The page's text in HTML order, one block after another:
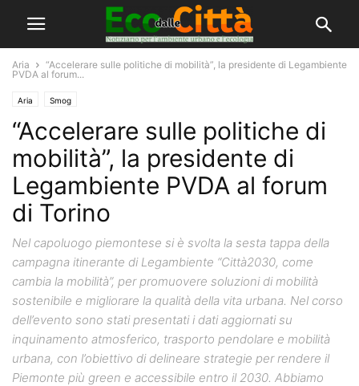
Aria
“Accelerare sulle politiche di mobilità”, la presidente di Legambiente
PVDA al forum...
Aria Smog
“Accelerare sulle politiche di
mobilità”, la presidente di
Legambiente PVDA al forum
di Torino
Nel capoluogo piemontese si è svolta la sesta tappa della
campagna itinerante di Legambiente “Città2030, come
cambia la mobilità”, per promuovere soluzioni di mobilità
sostenibile e migliorare la qualità della vita urbana. Nel corso
dell’evento sono stati presentati i dati aggiornati su
inquinamento atmosferico, trasporto pendolare e mobilità
urbana, con l’obiettivo di delineare strategie per rendere il
Piemonte più green e accessibile entro il 2030. Abbiamo